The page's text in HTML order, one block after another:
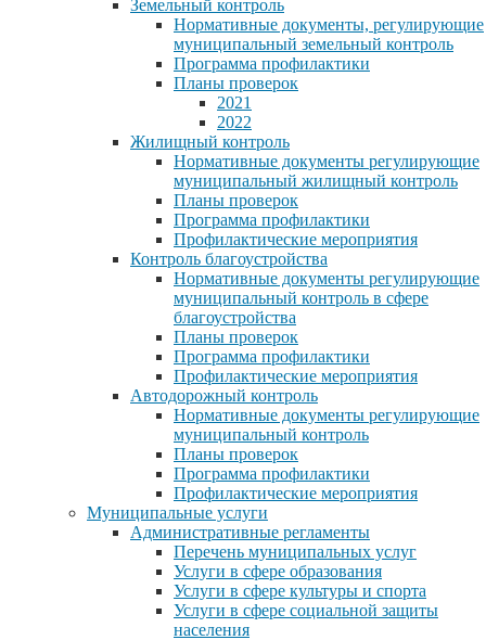
Земельный контроль
Нормативные документы, регулирующие
муниципальный земельный контроль
Программа профилактики
Планы проверок
2021
2022
Жилищный контроль
Нормативные документы регулирующие
муниципальный жилищный контроль
Планы проверок
Программа профилактики
Профилактические мероприятия
Контроль благоустройства
Нормативные документы регулирующие
муниципальный контроль в сфере
благоустройства
Планы проверок
Программа профилактики
Профилактические мероприятия
Автодорожный контроль
Нормативные документы регулирующие
муниципальный контроль
Планы проверок
Программа профилактики
Профилактические мероприятия
Муниципальные услуги
Административные регламенты
Перечень муниципальных услуг
Услуги в сфере образования
Услуги в сфере культуры и спорта
Услуги в сфере социальной защиты
населения